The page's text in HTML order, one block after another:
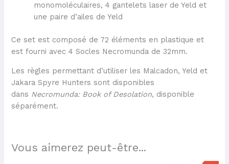
monomoléculaires, 4 gantelets laser de Yeld et
une paire d’ailes de Yeld
Ce set est composé de 72 éléments en plastique et
est fourni avec 4 Socles Necromunda de 32mm.
Les règles permettant d’utiliser les Malcadon, Yeld et
Jakara Spyre Hunters sont disponibles
dans Necromunda: Book of Desolation, disponible
séparément.
Vous aimerez peut-être...